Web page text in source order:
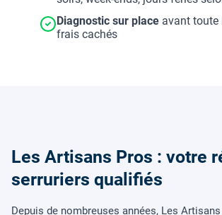
Diagnostic sur place avant toute
frais cachés
Les Artisans Pros : votre
serruriers qualifiés
Depuis de nombreuses années, Les